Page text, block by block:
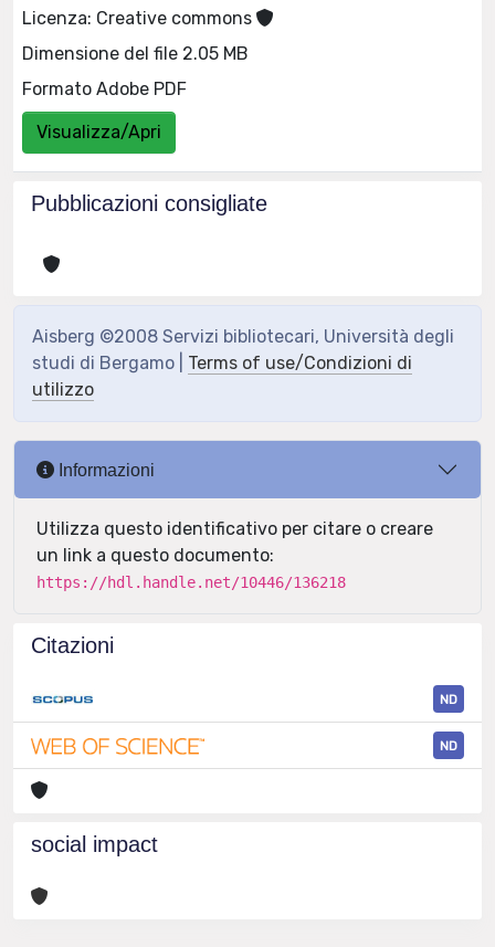
Licenza: Creative commons
Dimensione del file 2.05 MB
Formato Adobe PDF
Visualizza/Apri
Pubblicazioni consigliate
Aisberg ©2008 Servizi bibliotecari, Università degli
studi di Bergamo | Terms of use/Condizioni di
utilizzo
Informazioni
Utilizza questo identificativo per citare o creare
un link a questo documento:
https://hdl.handle.net/10446/136218
Citazioni
ND
ND
social impact